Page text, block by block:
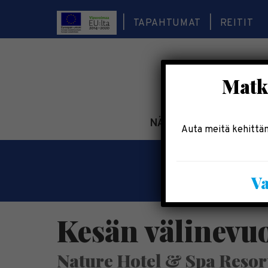
TAPAHTUMAT REITIT
NÄE & KOE TEE &
Kesän
Nature Hotel & Spa
Auta meitä